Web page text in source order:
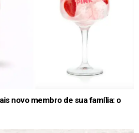
novo membro de sua família: o